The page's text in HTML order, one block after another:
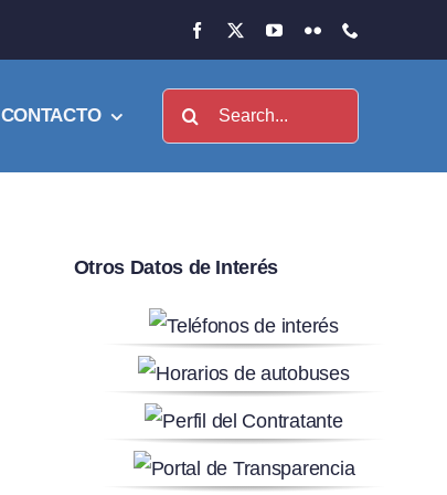
CONTACTO Buscar:
Otros Datos de Interés